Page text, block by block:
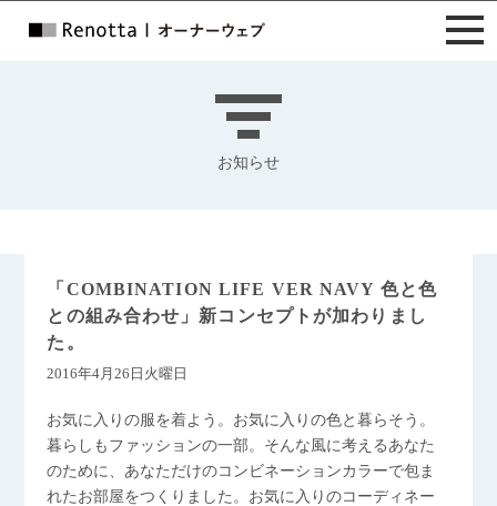
お知らせ
「COMBINATION LIFE VER NAVY 色と色
との組み合わせ」新コンセプトが加わりまし
た。
2016年4月26日火曜日
お気に入りの服を着よう。お気に入りの色と暮らそう。
暮らしもファッションの一部。そんな風に考えるあなた
のために、あなただけのコンビネーションカラーで包ま
れたお部屋をつくりました。お気に入りのコーディネー